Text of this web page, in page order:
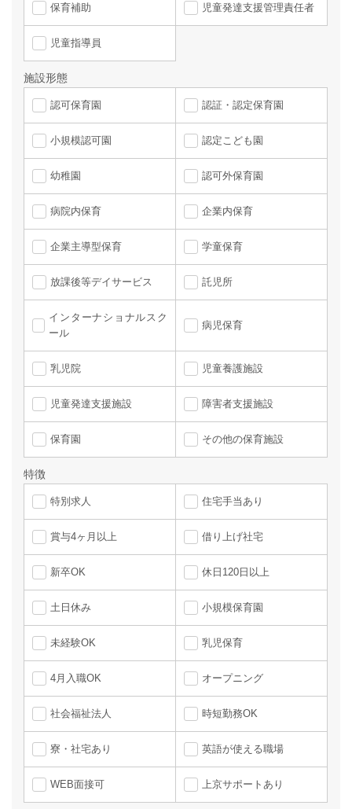
保育補助 児童発達支援管理責任者
児童指導員
施設形態
認可保育園 認証・認定保育園
小規模認可園 認定こども園
幼稚園 認可外保育園
病院内保育 企業内保育
企業主導型保育 学童保育
放課後等デイサービス 託児所
インターナショナルスク
ール
病児保育
乳児院 児童養護施設
児童発達支援施設 障害者支援施設
保育園 その他の保育施設
特徴
特別求人 住宅手当あり
賞与4ヶ月以上 借り上げ社宅
新卒OK 休日120日以上
土日休み 小規模保育園
未経験OK 乳児保育
4月入職OK オープニング
社会福祉法人 時短勤務OK
寮・社宅あり 英語が使える職場
WEB面接可 上京サポートあり